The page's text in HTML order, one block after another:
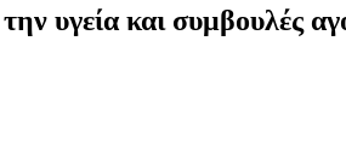
υγεία και συμβουλές